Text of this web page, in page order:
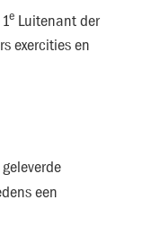
e Luitenant der
exercities en
een